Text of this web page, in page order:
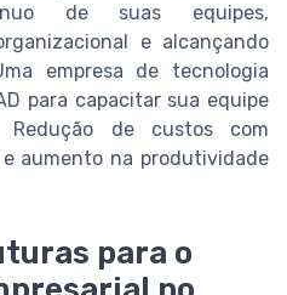
de suas equipes,
e alcançando
empresa de tecnologia
para capacitar sua equipe
Redução de custos com
aumento na produtividade
para o